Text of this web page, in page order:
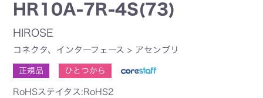
HR10A-7R-4S(73)
HIROSE
コネクタ、インターフェース > アセンブリ
正規品 ひとつから
RoHSステイタス:RoHS2